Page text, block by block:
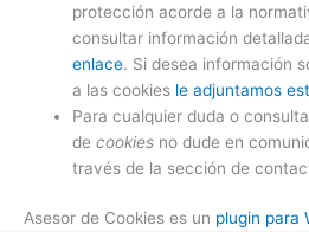
protección acorde a la
consultar información
enlace. Si desea información
a las cookies le adjuntamos
Para cualquier duda o
decookies no dude en
través de la sección de
Asesor de Cookies es un plugin para